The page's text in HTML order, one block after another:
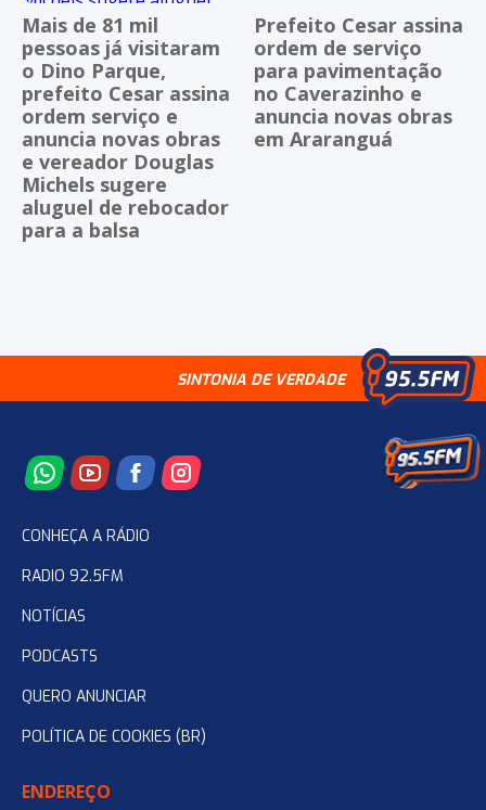
Mais de 81 mil
pessoas já visitaram
o Dino Parque,
prefeito Cesar assina
ordem serviço e
anuncia novas obras
e vereador Douglas
Michels sugere
aluguel de rebocador
para a balsa
Prefeito Cesar assina
ordem de serviço
para pavimentação
no Caverazinho e
anuncia novas obras
em Araranguá
SINTONIA DE VERDADE
CONHEÇA A RÁDIO
RADIO 92.5FM
NOTÍCIAS
PODCASTS
QUERO ANUNCIAR
POLÍTICA DE COOKIES (BR)
ENDEREÇO